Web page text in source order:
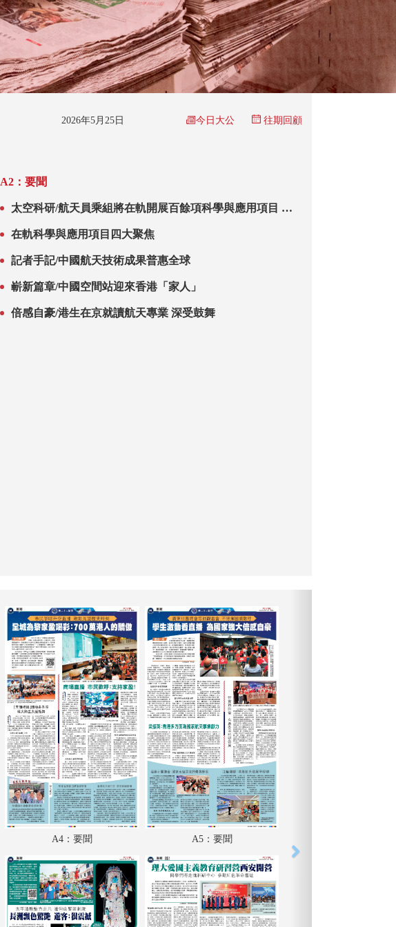
2026年5月25日 今日大公 往期回顧
A2：要聞
太空科研/航天員乘組將在軌開展百餘項科學與應用項目 空
在軌科學與應用項目四大聚焦
記者手記/中國航天技術成果普惠全球
嶄新篇章/中國空間站迎來香港「家人」
倍感自豪/港生在京就讀航天專業 深受鼓舞
A4：要聞 A5：要聞